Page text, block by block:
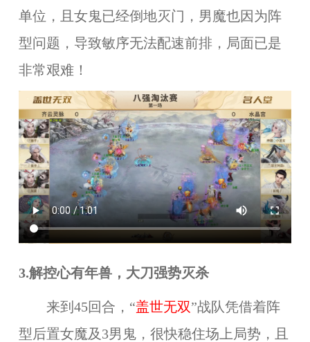
单位，且女鬼已经倒地灭门，男魔也因为阵
型问题，导致敏序无法配速前排，局面已是
非常艰难！
3.解控心有年兽，大刀强势灭杀
来到45回合，“盖世无双”战队凭借着阵
型后置女魔及3男鬼，很快稳住场上局势，且